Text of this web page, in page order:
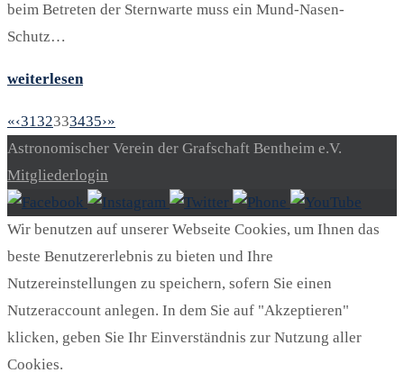
beim Betreten der Sternwarte muss ein Mund-Nasen-
Schutz…
weiterlesen
«‹3132333435›»
Astronomischer Verein der Grafschaft Bentheim e.V.
Mitgliederlogin
Wir benutzen auf unserer Webseite Cookies, um Ihnen das
beste Benutzererlebnis zu bieten und Ihre
Nutzereinstellungen zu speichern, sofern Sie einen
Nutzeraccount anlegen. In dem Sie auf "Akzeptieren"
klicken, geben Sie Ihr Einverständnis zur Nutzung aller
Cookies.